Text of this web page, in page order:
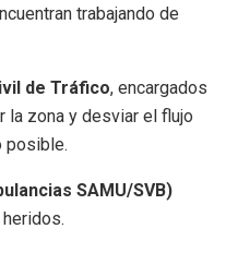
trabajando de
de Tráfico, encargados
la zona y desviar el flujo
posible.
SAMU/SVB)